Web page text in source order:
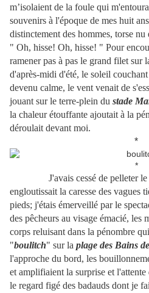
m’isolaient de la foule qui
souvenirs à l'époque de mes huit
distinctement des hommes, torse nu
" Oh, hisse! Oh, hisse! " Pour
ramener pas à pas le grand filet sur
d'après-midi d'été, le soleil
devenu calme, le vent venait de
jouant sur le terre-plein du stade
la chaleur étouffante ajoutait à la
déroulait devant moi.
*
*
J'avais cessé de pelleter
engloutissait la caresse des vagues
pieds; j'étais émerveillé par le
des pêcheurs au visage émacié, les
corps reluisant dans la pénombre
"boulitch" sur la plage des Bains
l'approche du bord, les
et amplifiaient la surprise et
le regard figé des badauds dont je